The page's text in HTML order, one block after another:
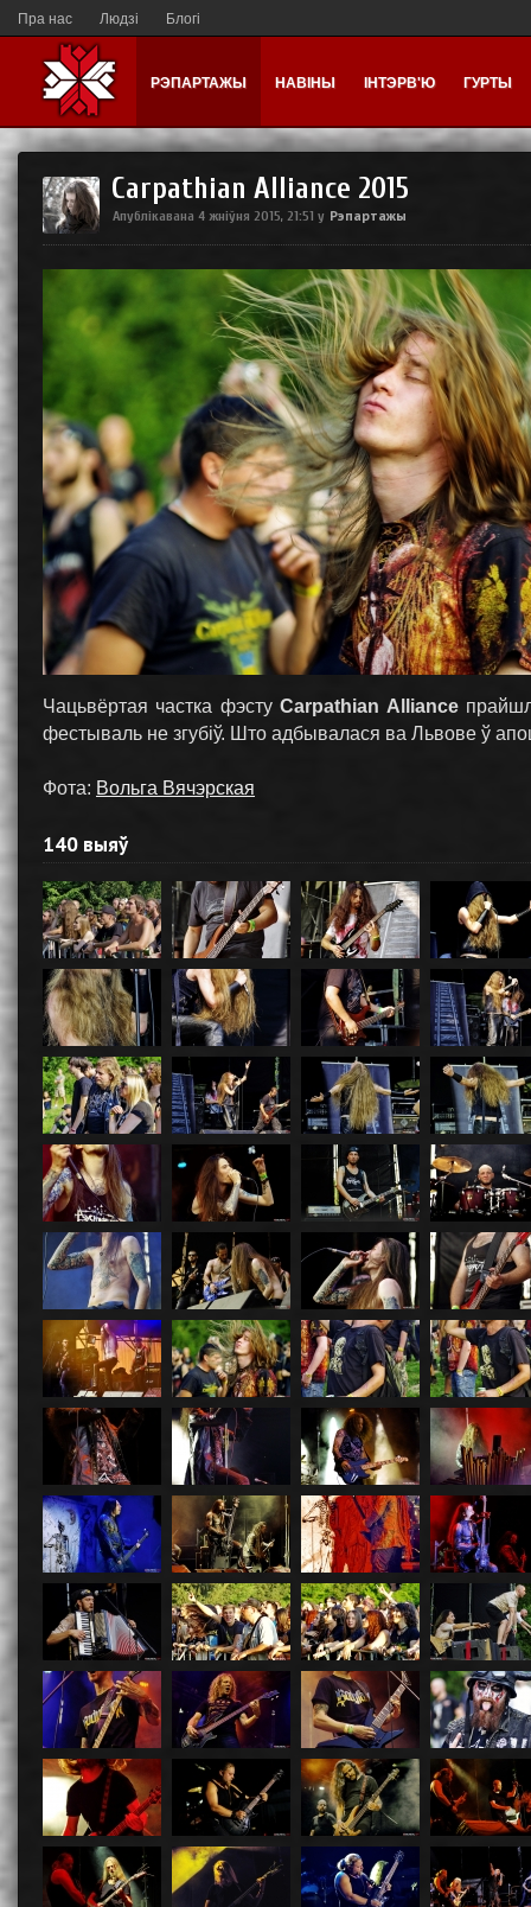
Пра нас Людзі Блогі
РЭПАРТАЖЫ НАВІНЫ ІНТЭРВ'Ю ГУРТЫ
Carpathian Alliance 2015
Апублікавана 4 жніўня 2015, 21:51 у Рэпартажы
Чацьвёртая частка фэстуCarpathian Alliance
фестываль не згубіў. Што адбывалася ва Львове ў
Фота: Вольга Вячэрская
140 выяў